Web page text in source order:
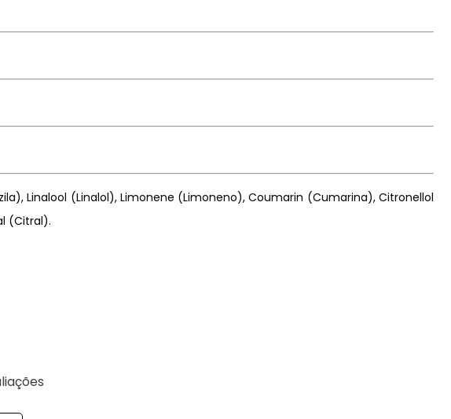
Linalool (Linalol), Limonene (Limoneno), Coumarin (Cumarina), Citronellol
(Citral).